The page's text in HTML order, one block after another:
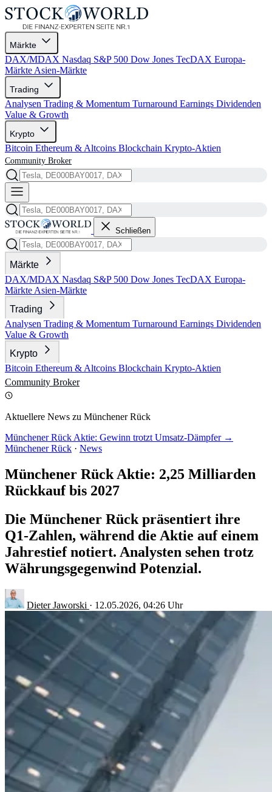
Märkte
DAX/MDAX Nasdaq S&P 500 Dow Jones TecDAX Europa-
Märkte Asien-Märkte
Trading
Analysen Trading & Momentum Turnaround Earnings Dividenden
Value & Growth
Krypto
Bitcoin Ethereum & Altcoins Blockchain Krypto-Aktien
Community Broker
Schließen
Märkte
DAX/MDAX Nasdaq S&P 500 Dow Jones TecDAX Europa-
Märkte Asien-Märkte
Trading
Analysen Trading & Momentum Turnaround Earnings Dividenden
Value & Growth
Krypto
Bitcoin Ethereum & Altcoins Blockchain Krypto-Aktien
Community Broker
Aktuellere News zu Münchener Rück
Münchener Rück Aktie: Gewinn trotzt Umsatz-Dämpfer →
Münchener Rück · News
Münchener Rück Aktie: 2,25 Milliarden
Rückkauf bis 2027
Die Münchener Rück präsentiert ihre
Q1-Zahlen, während die Aktie auf einem
Jahrestief notiert. Analysten sehen trotz
Währungsgegenwind Potenzial.
Dieter Jaworski · 12.05.2026, 04:26 Uhr